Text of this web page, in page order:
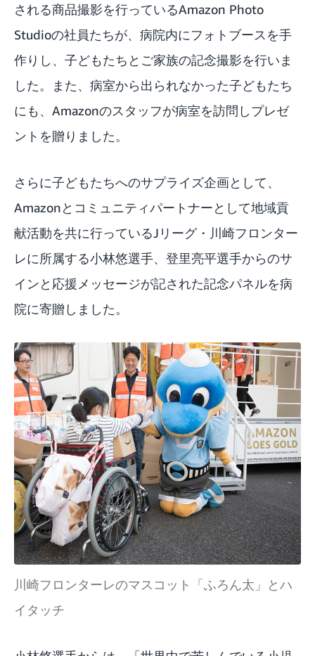
される商品撮影を行っているAmazon Photo
Studioの社員たちが、病院内にフォトブースを手
作りし、子どもたちとご家族の記念撮影を行いま
した。また、病室から出られなかった子どもたち
にも、Amazonのスタッフが病室を訪問しプレゼ
ントを贈りました。
さらに子どもたちへのサプライズ企画として、
Amazonとコミュニティパートナーとして地域貢
献活動を共に行っているJリーグ・川崎フロンター
レに所属する小林悠選手、登里亮平選手からのサ
インと応援メッセージが記された記念パネルを病
院に寄贈しました。
川崎フロンターレのマスコット「ふろん太」とハ
イタッチ